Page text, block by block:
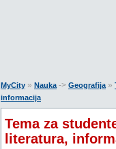
MyCity » Nauka-> Geografija»
informacija
Tema za
literatura,